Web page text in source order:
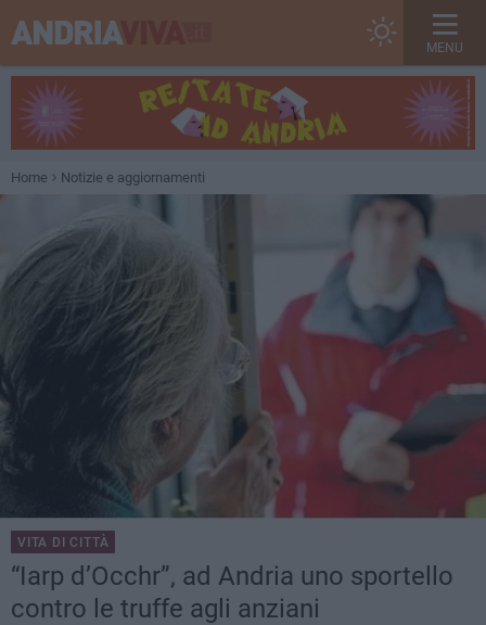
MENU
Home Notizie e aggiornamenti
VITA DI CITTÀ
“Iarp d’Occhr”, ad Andria uno sportello
contro le truffe agli anziani